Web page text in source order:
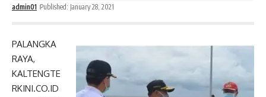
admin01 Published: January 28, 2021
PALANGKA
RAYA,
KALTENGTE
RKINI.CO.ID